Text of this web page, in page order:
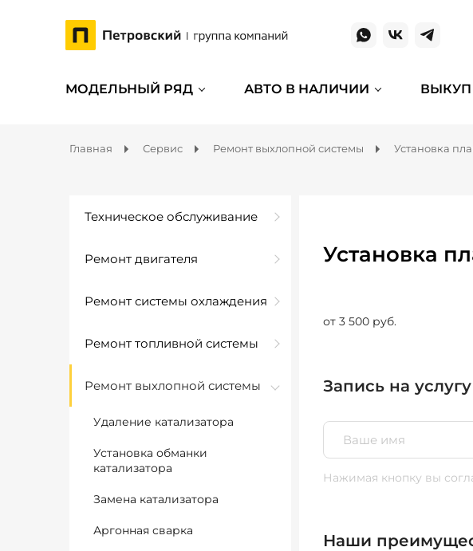
МОДЕЛЬНЫЙ РЯД АВТО В НАЛИЧИИ ВЫКУП
Главная Сервис Ремонт выхлопной системы Установка
Техническое обслуживание
Ремонт двигателя
Ремонт системы охлаждения
Ремонт топливной системы
Ремонт выхлопной системы
Удаление катализатора
Установка обманки
катализатора
Замена катализатора
Аргонная сварка
Установка
от 3 500 руб.
Запись на услугу
Нажимая кнопку вы
Наши